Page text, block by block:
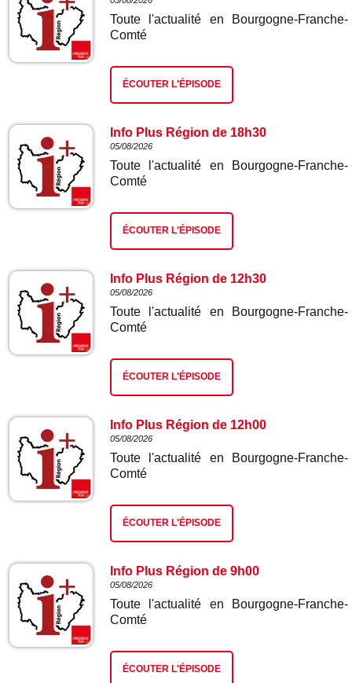
Toute l'actualité en Bourgogne-Franche-
Comté
ÉCOUTER L'ÉPISODE
Info Plus Région de 18h30
05/08/2026
Toute l'actualité en Bourgogne-Franche-
Comté
ÉCOUTER L'ÉPISODE
Info Plus Région de 12h30
05/08/2026
Toute l'actualité en Bourgogne-Franche-
Comté
ÉCOUTER L'ÉPISODE
Info Plus Région de 12h00
05/08/2026
Toute l'actualité en Bourgogne-Franche-
Comté
ÉCOUTER L'ÉPISODE
Info Plus Région de 9h00
05/08/2026
Toute l'actualité en Bourgogne-Franche-
Comté
ÉCOUTER L'ÉPISODE